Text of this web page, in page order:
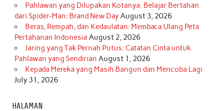
Pahlawan yang Dilupakan Kotanya: Belajar Bertahan
dari Spider-Man: Brand New DayAugust 3, 2026
Beras, Rempah, dan Kedaulatan: Membaca Ulang Peta
Pertahanan Indonesia August 2, 2026
Jaring yang Tak Pernah Putus: Catatan Cinta untuk
Pahlawan yang Sendirian August 1, 2026
Kepada Mereka yang Masih Bangun dan Mencoba Lagi
July 31, 2026
HALAMAN